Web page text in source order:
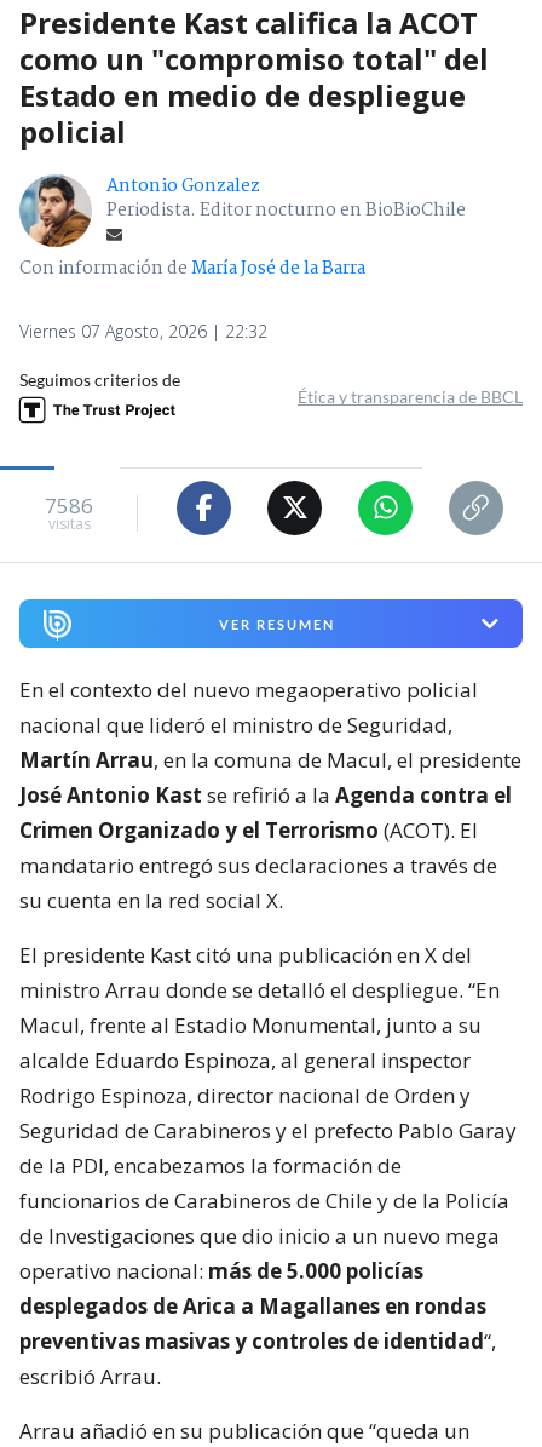
Presidente Kast califica la ACOT
como un "compromiso total" del
Estado en medio de despliegue
policial
Antonio Gonzalez
Periodista. Editor nocturno en BioBioChile
Con información deMaría José de la Barra
Viernes 07 Agosto, 2026 | 22:32
Seguimos criterios de
Ética y transparencia de BBCL
7586
visitas
VER RESUMEN
En el contexto del nuevo megaoperativo policial
nacional que lideró el ministro de Seguridad,
Martín Arrau, en la comuna de Macul, el presidente
José Antonio Kast se refirió a la Agenda contra el
Crimen Organizado y el Terrorismo (ACOT). El
mandatario entregó sus declaraciones a través de
su cuenta en la red social X.
El presidente Kast citó una publicación en X del
ministro Arrau donde se detalló el despliegue. “En
Macul, frente al Estadio Monumental, junto a su
alcalde Eduardo Espinoza, al general inspector
Rodrigo Espinoza, director nacional de Orden y
Seguridad de Carabineros y el prefecto Pablo Garay
de la PDI, encabezamos la formación de
funcionarios de Carabineros de Chile y de la Policía
de Investigaciones que dio inicio a un nuevo mega
operativo nacional: más de 5.000 policías
desplegados de Arica a Magallanes en rondas
preventivas masivas y controles de identidad“,
escribió Arrau.
Arrau añadió en su publicación que “queda un